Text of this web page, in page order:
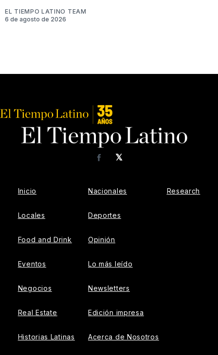
EL TIEMPO LATINO TEAM
6 de agosto de 2026
𝕏
Facebook
Inicio
Locales
Food and Drink
Eventos
Negocios
Real Estate
Historias Latinas
Nacionales
Deportes
Opinión
Lo más leído
Newsletters
Edición impresa
Acerca de Nosotros
Research